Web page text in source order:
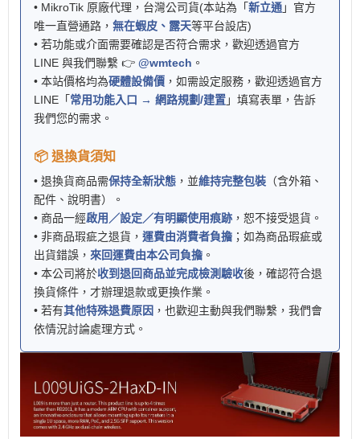
• MikroTik 原廠代理，台灣公司貨(本站為「新立通」官方
唯一直營通路， 無在蝦皮、露天等平台設店)
• 若功能或介面需要確認是否符合需求，歡迎透過官方
LINE 與我們聯繫 👉 @wmtech 。
• 本站價格均為硬體設備價 ，如需設定服務，歡迎透過官方
LINE「 常用功能入口 → 網路規劃/建置」填寫表單，告訴
我們您的需求。
📦 退換貨須知
• 退換貨商品需保持全新狀態 ，並維持完整包裝 （含外箱、
配件、說明書）。
• 商品一經啟用／設定／有明顯使用痕跡 ，恕不接受退貨。
• 非商品瑕疵之退貨， 運費由消費者負擔 ；如為商品瑕疵或
出貨錯誤， 來回運費由本公司負擔 。
• 本公司將於收到退回商品並完成檢測驗收後，確認符合退
換貨條件，才辦理退款或更換作業。
• 若有其他特殊退費原因 ，也歡迎主動與我們聯繫，我們會
依情況討論處理方式。